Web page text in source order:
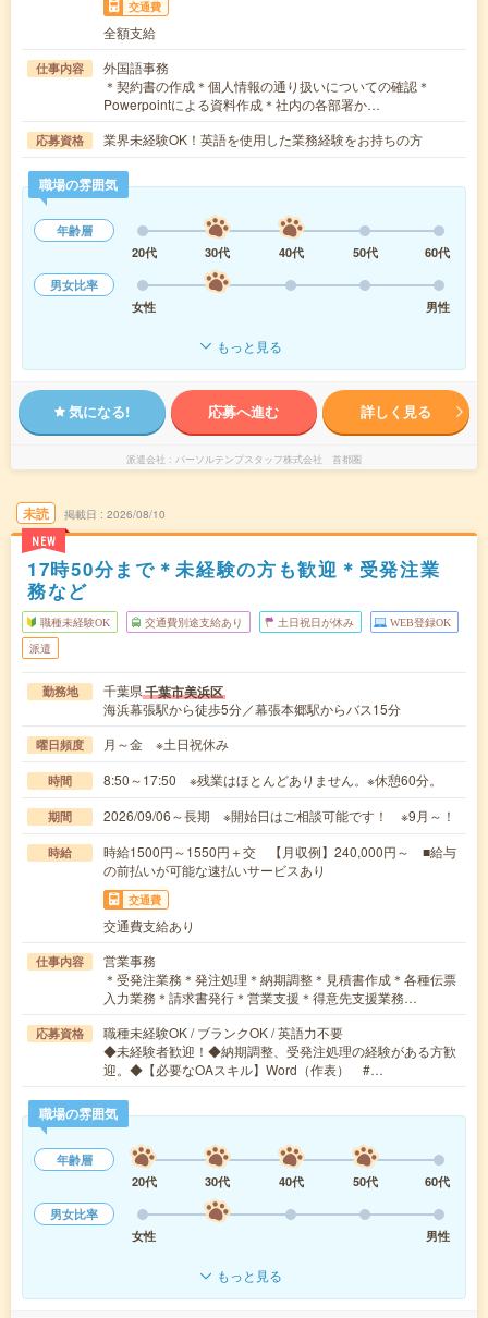
交通費
全額支給
仕事内容
外国語事務
＊契約書の作成＊個人情報の通り扱いについての確認＊
Powerpointによる資料作成＊社内の各部署か…
応募資格 業界未経験OK！英語を使用した業務経験をお持ちの方
職場の雰囲気
年齢層
20代
30代 40代 50代
60代
男女比率
女性
男性
もっと見る
気になる! 応募へ進む 詳しく見る
派遣会社 パーソルテンプスタッフ株式会社 首都圏
未読
NEW
掲載日 2026/08/10
17時50分まで＊未経験の方も歓迎＊受発注業
務など
職種未経験OK 交通費別途支給あり 土日祝日が休み WEB登録OK
派遣
勤務地 千葉県千葉市美浜区
海浜幕張駅から徒歩5分／幕張本郷駅からバス15分
曜日頻度 月～金 ※土日祝休み
時間 8:50～17:50 ※残業はほとんどありません。※休憩60分。
期間 2026/09/06～長期 ※開始日はご相談可能です！ ※9月～！
時給
時給1500円～1550円＋交 【月収例】240,000円～ ■給与
の前払いが可能な速払いサービスあり
交通費
交通費支給あり
仕事内容
営業事務
＊受発注業務＊発注処理＊納期調整＊見積書作成＊各種伝票
入力業務＊請求書発行＊営業支援＊得意先支援業務…
応募資格
職種未経験OK / ブランクOK / 英語力不要
◆未経験者歓迎！◆納期調整、受発注処理の経験がある方歓
迎。◆【必要なOAスキル】Word（作表） #…
職場の雰囲気
年齢層
20代
30代 40代 50代
60代
男女比率
女性
男性
もっと見る